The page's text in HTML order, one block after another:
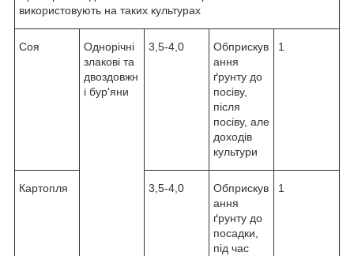
використовують на таких культурах
Соя
Однорічні
злакові та
двоздовжн
і бур'яни
3,5-4,0
Обприскув
ання
ґрунту до
посіву,
після
посіву, але
доходів
культури
1
Картопля 3,5-4,0
Обприскув
ання
ґрунту до
посадки,
під час
1